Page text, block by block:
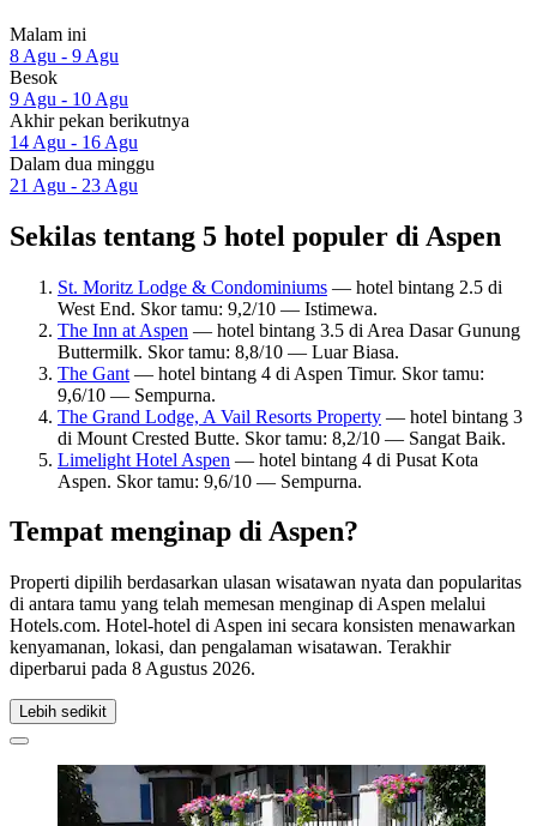
Malam ini
8 Agu - 9 Agu
Besok
9 Agu - 10 Agu
Akhir pekan berikutnya
14 Agu - 16 Agu
Dalam dua minggu
21 Agu - 23 Agu
Sekilas tentang 5 hotel populer di Aspen
St. Moritz Lodge & Condominiums — hotel bintang 2.5 di
West End. Skor tamu: 9,2/10 — Istimewa.
The Inn at Aspen — hotel bintang 3.5 di Area Dasar Gunung
Buttermilk. Skor tamu: 8,8/10 — Luar Biasa.
The Gant — hotel bintang 4 di Aspen Timur. Skor tamu:
9,6/10 — Sempurna.
The Grand Lodge, A Vail Resorts Property — hotel bintang 3
di Mount Crested Butte. Skor tamu: 8,2/10 — Sangat Baik.
Limelight Hotel Aspen — hotel bintang 4 di Pusat Kota
Aspen. Skor tamu: 9,6/10 — Sempurna.
Tempat menginap di Aspen?
Properti dipilih berdasarkan ulasan wisatawan nyata dan popularitas
di antara tamu yang telah memesan menginap di Aspen melalui
Hotels.com. Hotel-hotel di Aspen ini secara konsisten menawarkan
kenyamanan, lokasi, dan pengalaman wisatawan. Terakhir
diperbarui pada 8 Agustus 2026.
Lebih sedikit